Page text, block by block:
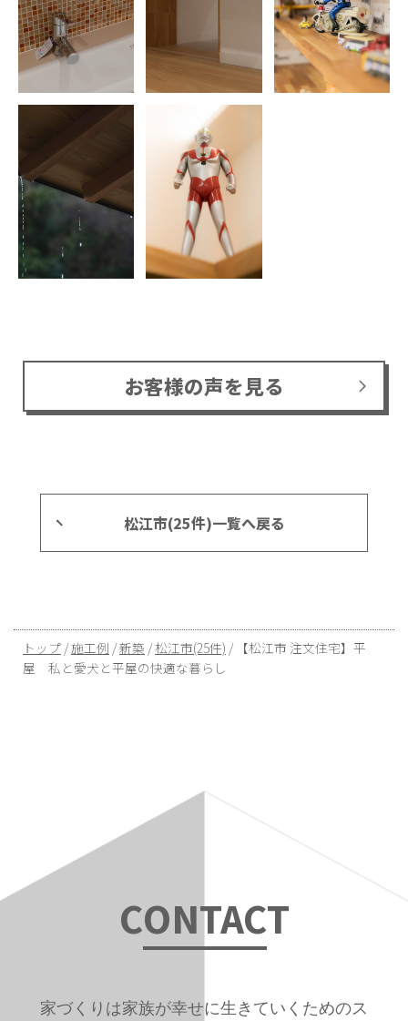
お客様の声を見る
松江市(25件)一覧へ戻る
現
在
トップ /施工例 /新築 /松江市(25件) / 【松江市 注文住宅】平
屋 私と愛犬と平屋の快適な暮らし
CONTACT
家づくりは家族が幸せに生きていくためのス